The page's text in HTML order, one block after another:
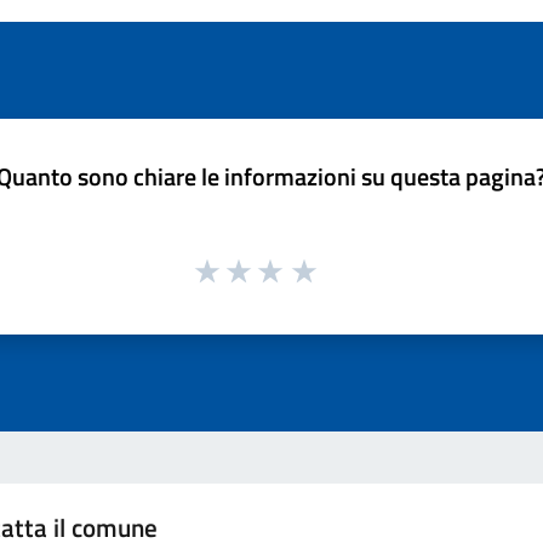
sono chiare le informazioni su questa
il comune